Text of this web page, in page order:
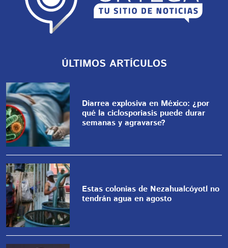
ÚLTIMOS ARTÍCULOS
Diarrea explosiva en México: ¿por
qué la ciclosporiasis puede durar
semanas y agravarse?
Estas colonias de Nezahualcóyotl no
tendrán agua en agosto